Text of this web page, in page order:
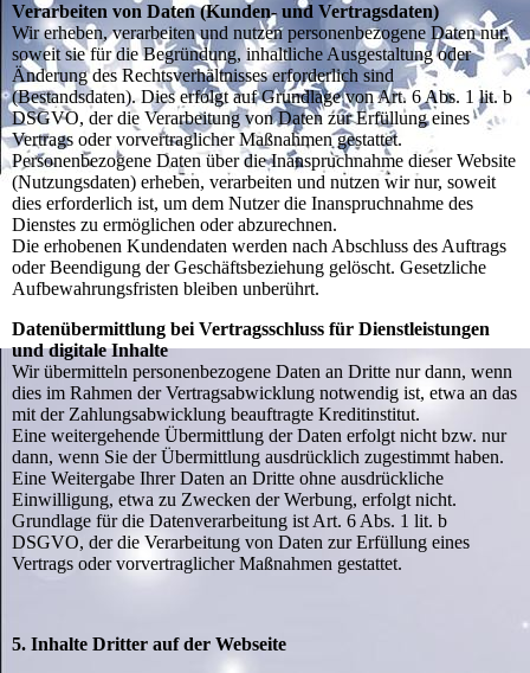
Verarbeiten von Daten (Kunden- und Vertragsdaten)
Wir erheben, verarbeiten und nutzen personenbezogene Daten nur,
soweit sie für die Begründung, inhaltliche Ausgestaltung oder
Änderung des Rechtsverhältnisses erforderlich sind
(Bestandsdaten). Dies erfolgt auf Grundlage von Art. 6 Abs. 1 lit. b
DSGVO, der die Verarbeitung von Daten zur Erfüllung eines
Vertrags oder vorvertraglicher Maßnahmen gestattet.
Personenbezogene Daten über die Inanspruchnahme dieser Website
(Nutzungsdaten) erheben, verarbeiten und nutzen wir nur, soweit
dies erforderlich ist, um dem Nutzer die Inanspruchnahme des
Dienstes zu ermöglichen oder abzurechnen.
Die erhobenen Kundendaten werden nach Abschluss des Auftrags
oder Beendigung der Geschäftsbeziehung gelöscht. Gesetzliche
Aufbewahrungsfristen bleiben unberührt.
Datenübermittlung bei Vertragsschluss für Dienstleistungen
und digitale Inhalte
Wir übermitteln personenbezogene Daten an Dritte nur dann, wenn
dies im Rahmen der Vertragsabwicklung notwendig ist, etwa an das
mit der Zahlungsabwicklung beauftragte Kreditinstitut.
Eine weitergehende Übermittlung der Daten erfolgt nicht bzw. nur
dann, wenn Sie der Übermittlung ausdrücklich zugestimmt haben.
Eine Weitergabe Ihrer Daten an Dritte ohne ausdrückliche
Einwilligung, etwa zu Zwecken der Werbung, erfolgt nicht.
Grundlage für die Datenverarbeitung ist Art. 6 Abs. 1 lit. b
DSGVO, der die Verarbeitung von Daten zur Erfüllung eines
Vertrags oder vorvertraglicher Maßnahmen gestattet.
5. Inhalte Dritter auf der Webseite